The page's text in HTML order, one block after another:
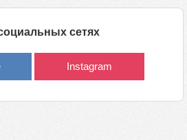
сетях
Instagram